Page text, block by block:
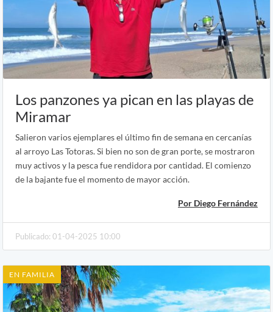
Los panzones ya pican en las playas de
Miramar
Salieron varios ejemplares el último fin de semana en cercanías
al arroyo Las Totoras. Si bien no son de gran porte, se mostraron
muy activos y la pesca fue rendidora por cantidad. El comienzo
de la bajante fue el momento de mayor acción.
Por Diego Fernández
Publicado: 01-04-2025 10:00
EN FAMILIA